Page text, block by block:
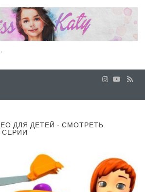
ДЛЯ ДЕТЕЙ - СМОТРЕТЬ